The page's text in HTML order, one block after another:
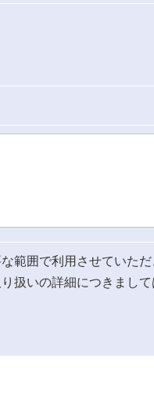
範囲で利用させていただ
扱いの詳細につきまして